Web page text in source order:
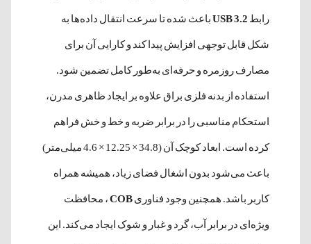
رابط USB 3.2باعث شده تا سرعت انتقال داده‌ها به
شکل قابل توجهی افزایش پیدا کند و کارایی آن برای
مصارف روزمره و حرفه‌ای به‌طور کامل تضمین شود.
استفاده از بدنه فلزی براق علاوه بر ایجاد ظاهری مدرن،
استحکام مناسبی را در برابر ضربه و خط و خش فراهم
کرده است. ابعاد کوچک آن (34.8 × 12.25 × 4.6 میلی‌متر)
باعث می‌شود بدون اشغال فضای زیاد، همیشه همراه
کاربر باشد. همچنین وجود فناوریCOB، محافظت
ویژه‌ای در برابر آب، گرد و غبار و شوک ایجاد می‌کند. این